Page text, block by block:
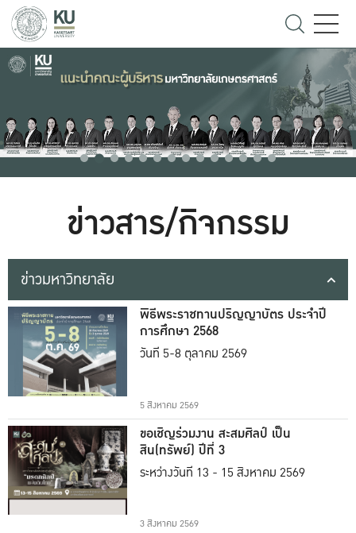
ข่าวสาร/กิจกรรม
ข่าวมหาวิทยาลัย
พิธีพระราชทานปริญญาบัตร ประจำปี
การศึกษา 2568
วันที่ 5-8 ตุลาคม 2569
5 สิงหาคม 2569
ขอเชิญร่วมงาน สะสมศิลป์ เป็น
สิน(ทรัพย์) ปีที่ 3
ระหว่างวันที่ 13 - 15 สิงหาคม 2569
3 สิงหาคม 2569